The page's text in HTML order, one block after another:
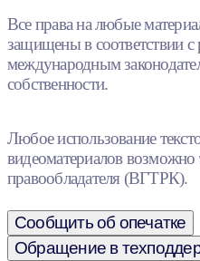
Все права на любые
защищены в соответствии с
международным
собственности.
Любое использование
видеоматериалов возможно
правообладателя (ВГТРК).
Сообщить об опечатке
Обращение в